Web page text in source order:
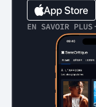
EN SAVOIR PLUS